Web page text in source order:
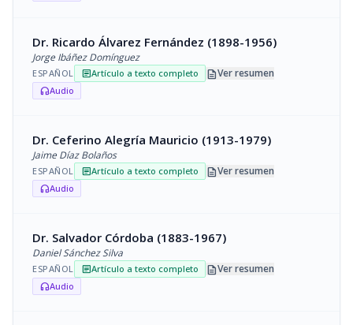
Dr. Ricardo Álvarez Fernández (1898-1956)
Jorge Ibáñez Domínguez
ESPAÑOL articleArtículo a texto completo descriptionVer resumen
headphonesAudio
Dr. Ceferino Alegría Mauricio (1913-1979)
Jaime Díaz Bolaños
ESPAÑOL articleArtículo a texto completo descriptionVer resumen
headphonesAudio
Dr. Salvador Córdoba (1883-1967)
Daniel Sánchez Silva
ESPAÑOL articleArtículo a texto completo descriptionVer resumen
headphonesAudio